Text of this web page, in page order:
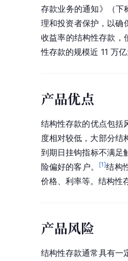
存款业务的通知》（下
理和投资者保护，以确
收益率的结构性存款，
性存款的规模近 11 万
产品优点
结构性存款的优点包括
度相对较低，大部分结
到期日挂钩指标不满足
险偏好的客户。
[1]结构
价格、利率等。结构性
产品风险
结构性存款通常具有一